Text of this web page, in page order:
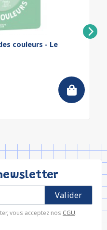
couleurs - Le
vous acceptez nos CGU.